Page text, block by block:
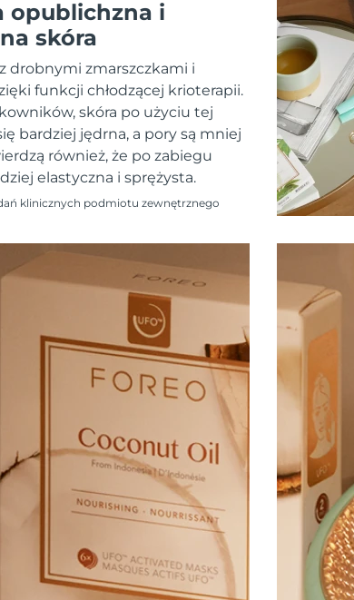
opublichzna i
skóra
drobnymi zmarszczkami i
funkcji chłodzącej krioterapii.
skóra po użyciu tej
bardziej jędrna, a pory są mniej
również, że po zabiegu
elastyczna i sprężysta.
klinicznych podmiotu zewnętrznego
treatment devices
eye massagers
skóry KIWI™
pore care essentials
Dual-Peptide Scalp
Whitening Gel
Mężczyźni